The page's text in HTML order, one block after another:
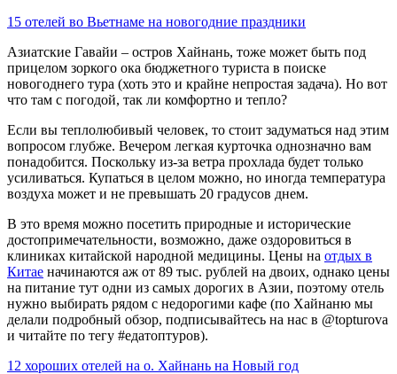
15 отелей во Вьетнаме на новогодние праздники
Азиатские Гавайи – остров Хайнань, тоже может быть под
прицелом зоркого ока бюджетного туриста в поиске
новогоднего тура (хоть это и крайне непростая задача). Но вот
что там с погодой, так ли комфортно и тепло?
Если вы теплолюбивый человек, то стоит задуматься над этим
вопросом глубже. Вечером легкая курточка однозначно вам
понадобится. Поскольку из-за ветра прохлада будет только
усиливаться. Купаться в целом можно, но иногда температура
воздуха может и не превышать 20 градусов днем.
В это время можно посетить природные и исторические
достопримечательности, возможно, даже оздоровиться в
клиниках китайской народной медицины. Цены на отдых в
Китае начинаются аж от 89 тыс. рублей на двоих, однако цены
на питание тут одни из самых дорогих в Азии, поэтому отель
нужно выбирать рядом с недорогими кафе (по Хайнаню мы
делали подробный обзор, подписывайтесь на нас в @topturova
и читайте по тегу #едатоптуров).
12 хороших отелей на о. Хайнань на Новый год